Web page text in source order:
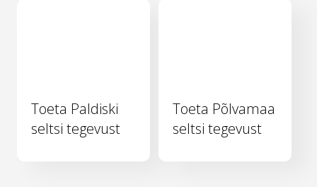
Toeta Paldiski
seltsi tegevust
Toeta Põlvamaa
seltsi tegevust